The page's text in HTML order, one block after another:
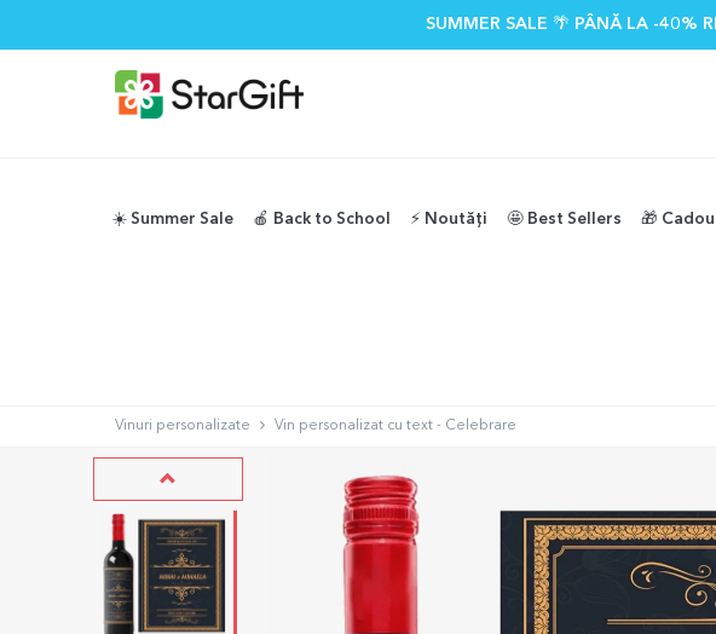
SUMMER SALE 🌴 PÂNĂ LA -40%
☀️ Summer Sale 🍎 Back to School ⚡️ Noutăți 🤩 Best Sellers 🎁
Vinuri personalizate Vin personalizat cu text - Celebrare